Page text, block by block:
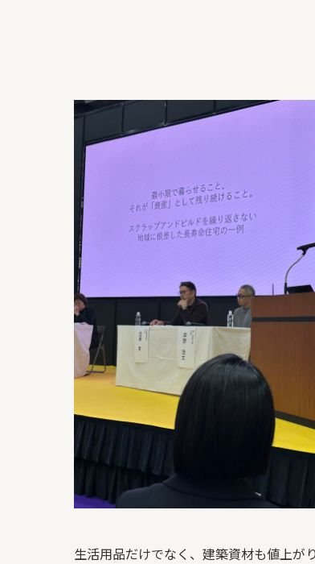
生活用品だけでなく、建築資材も値上が